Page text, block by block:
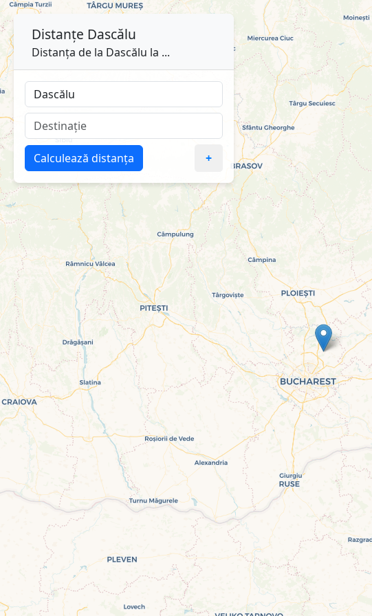
Distanțe Dascălu
Distanța de la Dascălu la ...
Calculează distanța +